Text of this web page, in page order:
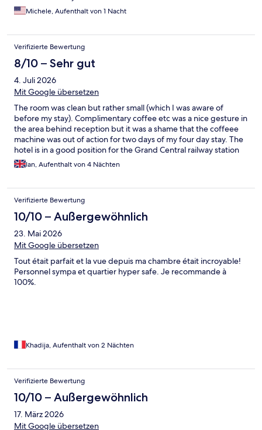
Michele, Aufenthalt von 1 Nacht
Verifizierte Bewertung
8/10 – Sehr gut
4. Juli 2026
Mit Google übersetzen
The room was clean but rather small (which I was aware of
before my stay). Complimentary coffee etc was a nice gesture in
the area behind reception but it was a shame that the coffeee
machine was out of action for two days of my four day stay. The
hotel is in a good position for the Grand Central railway station
and Times Square is oinly a 20 minute walk away.
Ian, Aufenthalt von 4 Nächten
Verifizierte Bewertung
10/10 – Außergewöhnlich
23. Mai 2026
Mit Google übersetzen
Tout était parfait et la vue depuis ma chambre était incroyable!
Personnel sympa et quartier hyper safe. Je recommande à
100%.
Khadija, Aufenthalt von 2 Nächten
Verifizierte Bewertung
10/10 – Außergewöhnlich
17. März 2026
Mit Google übersetzen